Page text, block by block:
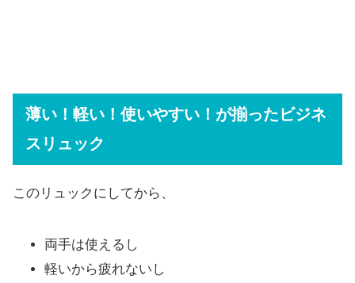
薄い！軽い！使いやすい！が揃ったビジネ
スリュック
このリュックにしてから、
両手は使えるし
軽いから疲れないし